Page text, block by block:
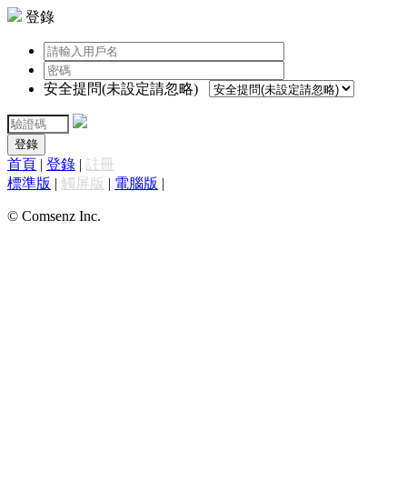
登錄
安全提問(未設定請忽略)
登錄
首頁 | 登錄 | 註冊
標準版 | 觸屏版 | 電腦版 |
© Comsenz Inc.